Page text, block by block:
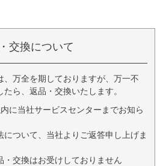
交換について
、万全を期しておりますが、万一不
ら、返品・交換いたします。
に当社サービスセンターまでお知ら
について、当社よりご返答申し上げま
交換はお受けしておりません